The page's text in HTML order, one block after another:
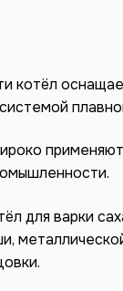
котёл
для варки